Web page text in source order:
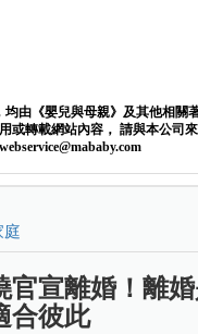
由《嬰兒與母親》及其他相關
或轉載網站內容， 請與本公司
webservice@mababy.com
庭
官宣離婚！離
合彼此